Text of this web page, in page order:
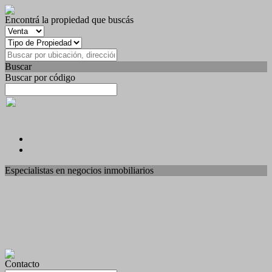
Encontrá la propiedad que buscás
Buscar
Buscar por código
Especialistas en negocios inmobiliarios
Contacto